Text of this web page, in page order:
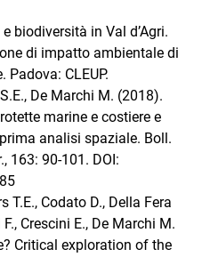
biodiversità in Val d’Agri.
di impatto ambientale di
CLEUP.
De Marchi M. (2018).
marine e costiere e
analisi spaziale. Boll.
163: 90-101. DOI:
T.E., Codato D., Della Fera
Crescini E., De Marchi M.
Critical exploration of the